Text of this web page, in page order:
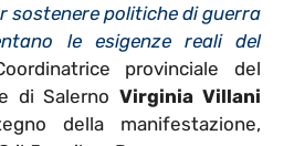
sostenere politiche di guerra
le esigenze reali del
provinciale del
di Salerno Virginia Villani
della manifestazione,